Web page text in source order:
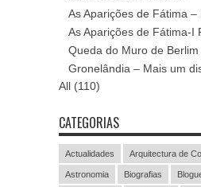
As Aparições de Fátima –
As Aparições de Fátima-I
Queda do Muro de Berlim
Gronelândia – Mais um
All (110)
CATEGORIAS
Actualidades Arquitectura de
Astronomia Biografias